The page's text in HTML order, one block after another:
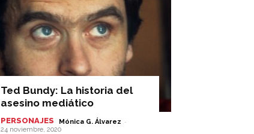
Ted Bundy: La historia del
asesino mediático
PERSONAJES Mónica G. Álvarez -
24 noviembre, 2020